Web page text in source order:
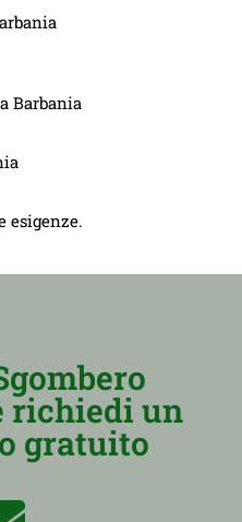
Barbania
esigenze.
richiedi un
gratuito